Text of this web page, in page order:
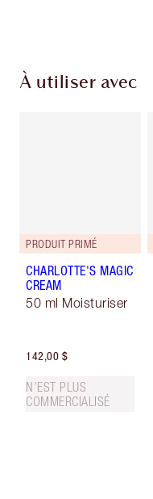
À utiliser avec
PRODUIT PRIMÉ
CHARLOTTE'S MAGIC
CREAM
50 ml Moisturiser
142,00 $
N’EST PLUS
COMMERCIALISÉ